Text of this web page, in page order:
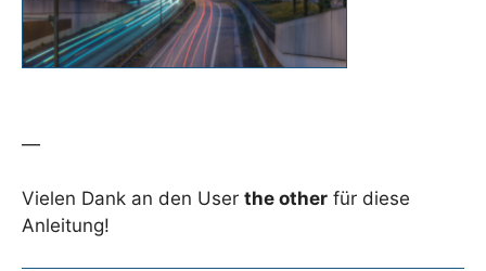
—
Vielen Dank an den User the other für diese
Anleitung!